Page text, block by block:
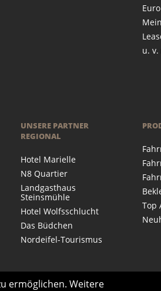
u. v.
UNSERE PARTNER
REGIONAL
Hotel Marielle
N8 Quartier
Landgasthaus
Steinsmühle
Hotel Wolfsschlucht
Das Büdchen
Nordeifel-Tourismus
Top
ermöglichen. Weitere